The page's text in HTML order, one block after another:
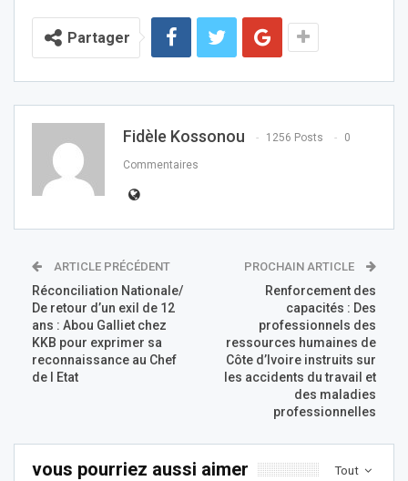
Partager
Fidèle Kossonou 1256 Posts 0
Commentaires
ARTICLE PRÉCÉDENT
Réconciliation Nationale/
De retour d’un exil de 12
ans : Abou Galliet chez
KKB pour exprimer sa
reconnaissance au Chef
de l Etat
PROCHAIN ARTICLE
Renforcement des
capacités : Des
professionnels des
ressources humaines de
Côte d’Ivoire instruits sur
les accidents du travail et
des maladies
professionnelles
Tout
vous pourriez aussi aimer